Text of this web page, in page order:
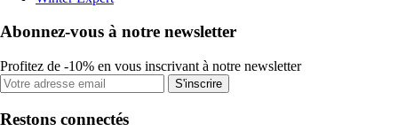
Abonnez-vous à notre newsletter
Profitez de -10% en vous inscrivant à notre newsletter
S'inscrire
Restons connectés